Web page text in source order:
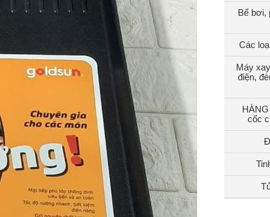
Bể bơi,
Các
Máy
điện,
cốc